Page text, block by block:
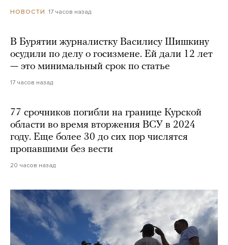
НОВОСТИ 17 часов назад
В Бурятии журналистку Василису Шишкину
осудили по делу о госизмене. Ей дали 12 лет
— это минимальный срок по статье
17 часов назад
77 срочников погибли на границе Курской
области во время вторжения ВСУ в 2024
году. Еще более 30 до сих пор числятся
пропавшими без вести
20 часов назад